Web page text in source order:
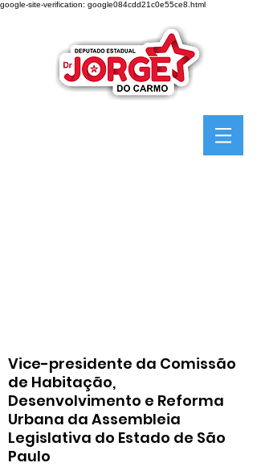
google-site-verification: google084cdd21c0e55ce8.html
Vice-presidente da Comissão
de Habitação,
Desenvolvimento e Reforma
Urbana da Assembleia
Legislativa do Estado de São
Paulo